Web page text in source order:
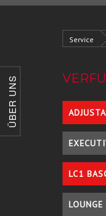
ÜBER UNS
Service
LC1